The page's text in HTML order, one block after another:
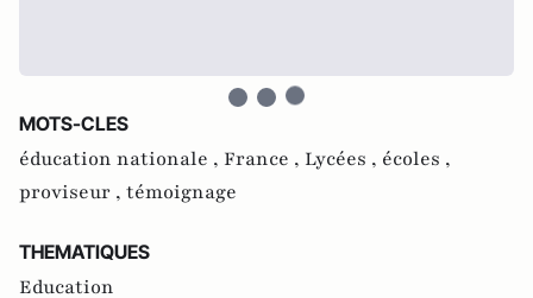
MOTS-CLES
éducation nationale , France , Lycées , écoles ,
proviseur , témoignage
THEMATIQUES
Education